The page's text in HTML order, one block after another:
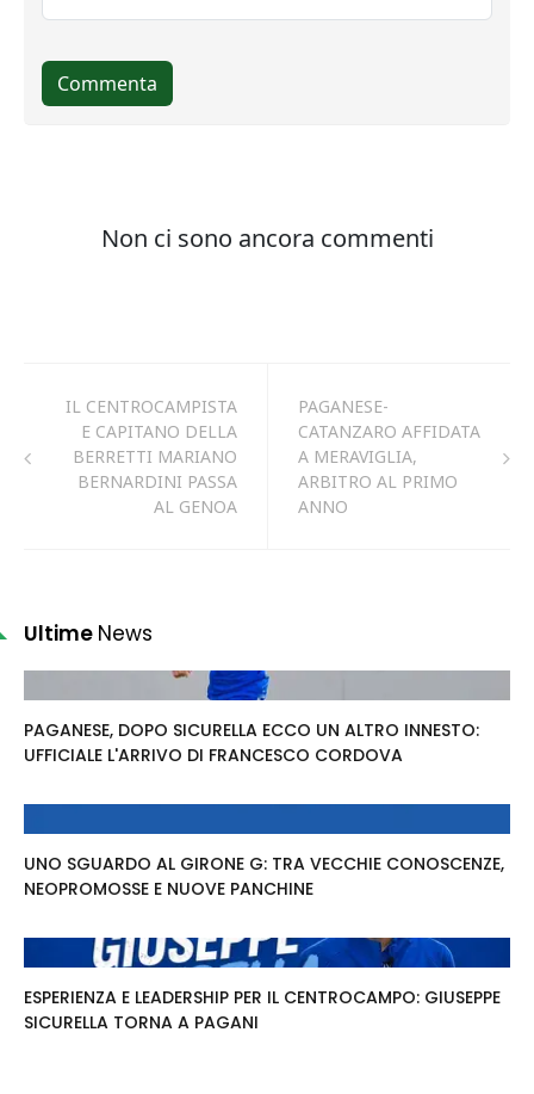
IL CENTROCAMPISTA
E CAPITANO DELLA
BERRETTI MARIANO
BERNARDINI PASSA
AL GENOA
PAGANESE-
CATANZARO AFFIDATA
A MERAVIGLIA,
ARBITRO AL PRIMO
ANNO
Ultime News
PAGANESE, DOPO SICURELLA ECCO UN ALTRO INNESTO:
UFFICIALE L'ARRIVO DI FRANCESCO CORDOVA
UNO SGUARDO AL GIRONE G: TRA VECCHIE CONOSCENZE,
NEOPROMOSSE E NUOVE PANCHINE
ESPERIENZA E LEADERSHIP PER IL CENTROCAMPO: GIUSEPPE
SICURELLA TORNA A PAGANI